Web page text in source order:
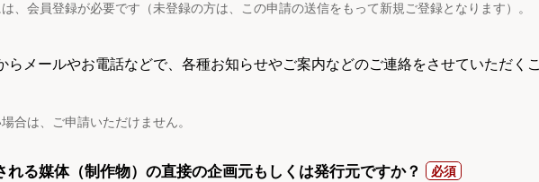
、会員登録が必要です（未登録の方は、この申請の送信をもって新規ご登録となります）。
らメールやお電話などで、各種お知らせやご案内などのご連絡をさせていただくこ
合は、ご申請いただけません。
れる媒体（制作物）の直接の企画元もしくは発行元ですか？